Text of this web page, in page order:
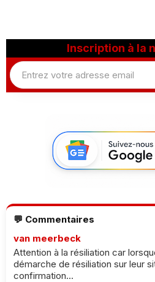
Inscription à la
💬 Commentaires
van meerbeck
Attention à la résiliation car
démarche de résiliation sur leur
confirmation...